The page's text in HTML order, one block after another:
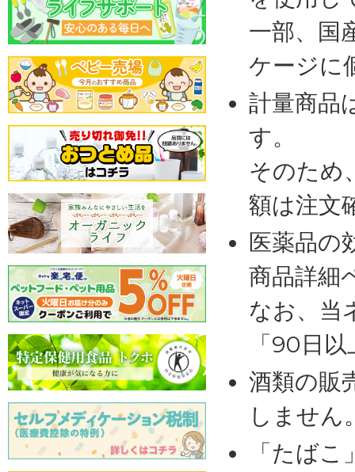
一部、国
ケージに
計量商品
す。
そのため
額は注文
医薬品の
商品詳細
なお、当
「90日
酒類の販
しません
「たば